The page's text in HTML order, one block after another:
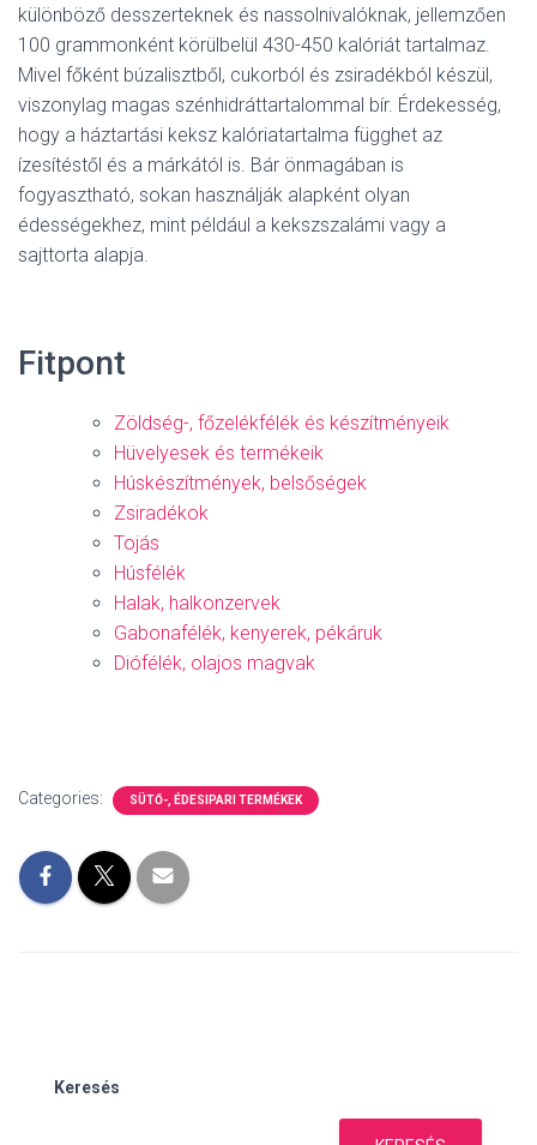
különböző desszerteknek és nassolnivalóknak, jellemzően
100 grammonként körülbelül 430-450 kalóriát tartalmaz.
Mivel főként búzalisztből, cukorból és zsiradékból készül,
viszonylag magas szénhidráttartalommal bír. Érdekesség,
hogy a háztartási keksz kalóriatartalma függhet az
ízesítéstől és a márkától is. Bár önmagában is
fogyasztható, sokan használják alapként olyan
édességekhez, mint például a kekszszalámi vagy a
sajttorta alapja.
Fitpont
Zöldség-, főzelékfélék és készítményeik
Hüvelyesek és termékeik
Húskészítmények, belsőségek
Zsiradékok
Tojás
Húsfélék
Halak, halkonzervek
Gabonafélék, kenyerek, pékáruk
Diófélék, olajos magvak
Categories: SÜTŐ-, ÉDESIPARI TERMÉKEK
Keresés